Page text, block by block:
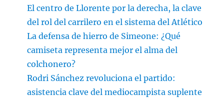
El centro de Llorente por la derecha, la clave
del rol del carrilero en el sistema del Atlético
La defensa de hierro de Simeone: ¿Qué
camiseta representa mejor el alma del
colchonero?
Rodri Sánchez revoluciona el partido:
asistencia clave del mediocampista suplente